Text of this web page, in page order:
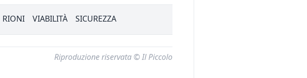
RIONI VIABILITÀ SICUREZZA
Riproduzione riservata © Il Piccolo